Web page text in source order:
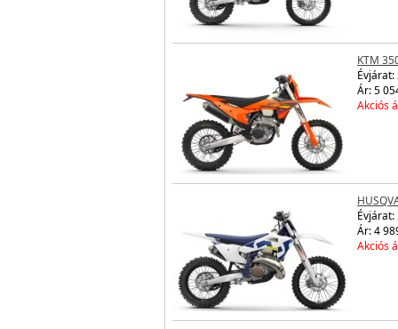
KTM
Évjárat:
Ár: 5
Akciós
Évjárat:
Ár: 4
Akciós